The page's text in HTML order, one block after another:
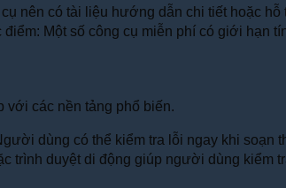
nên có tài liệu hướng dẫn chi tiết hoặc hỗ
Một số công cụ miễn phí có giới hạn
với các nền tảng phổ biến.
dùng có thể kiểm tra lỗi ngay khi soạn
trình duyệt di động giúp người dùng kiểm